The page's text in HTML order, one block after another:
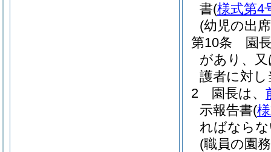
書(様式第4
(幼児の出
第10条
園
があり、
護者に対
2
園長は、
示報告書(
ればなら
(職員の園